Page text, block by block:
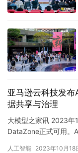
亚马逊云科技发
据共享与治理
大模型之家讯 2023年
DataZone正式可用。
人工智能 2023年10月18